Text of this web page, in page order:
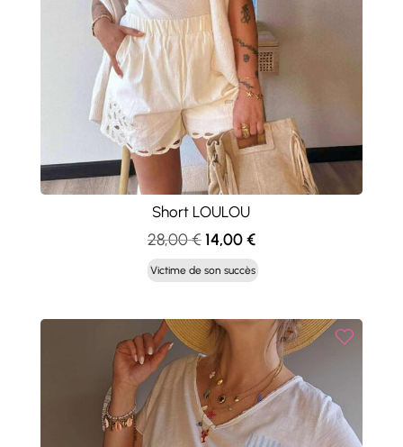
Short LOULOU
28,00€ Le
prix
initial
28,00 €.
14,00€Le
prix
actuel
14,00 €.
Victime de son succès